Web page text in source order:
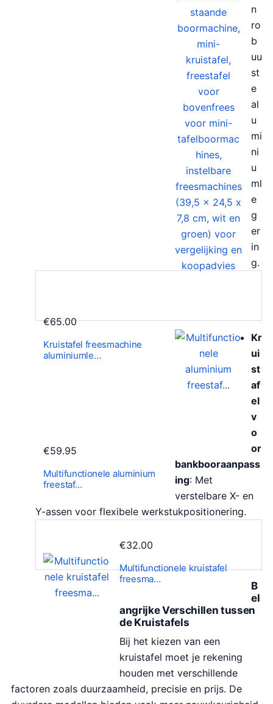
€65.00
Kruistafel freesmachine
aluminiumle…
n
ro
b
uu
st
e
al
u
mi
ni
u
ml
e
g
er
in
g.
€59.95
Multifunctionele aluminium
freestaf…
Kr
ui
st
af
el
v
o
or
bankbooraanpass
ing: Met
verstelbare X- en
Y-assen voor flexibele werkstukpositionering.
€32.00
Multifunctionele kruistafel
freesma…
B
el
angrijke Verschillen tussen
de Kruistafels
Bij het kiezen van een
kruistafel moet je rekening
houden met verschillende
factoren zoals duurzaamheid, precisie en prijs. De